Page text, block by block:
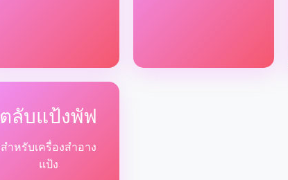
ตลับแป้งพัฟ
สำหรับเครื่องสำอาง
แป้ง